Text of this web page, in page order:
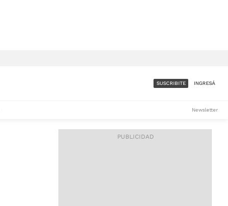
ACCESO FULL - $1.800/MES
SUSCRIBITE INGRESÁ
Newsletter